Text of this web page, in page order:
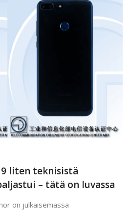
liten teknisistä
– tätä on luvassa
on julkaisemassa